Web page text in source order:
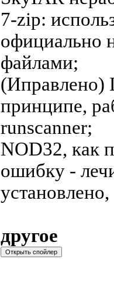
7-zip:
официально
файлами;
(Иправлено)
принципе,
runscanner;
NOD32, как
ошибку -
другое